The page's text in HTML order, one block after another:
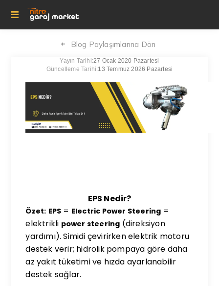
Blog Paylaşımlarına Dön
Yayın Tarihi:27 Ocak 2020 Pazartesi
Güncelleme Tarihi:13 Temmuz 2026 Pazartesi
EPS Nedir?
Özet: EPS = Electric Power Steering =
elektrikli power steering (direksiyon
yardımı). Simidi çevirirken elektrik motoru
destek verir; hidrolik pompaya göre daha
az yakıt tüketimi ve hızda ayarlanabilir
destek sağlar.